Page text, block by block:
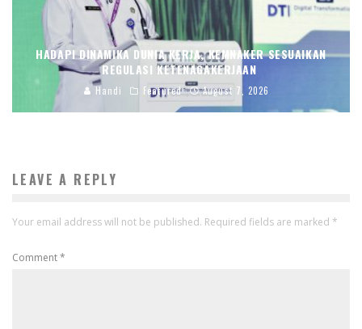
HADAPI DINAMIKA DUNIA KERJA, KEMNAKER SESUAIKAN
REGULASI KETENAGAKERJAAN
Handi Featured August 7, 2026
LEAVE A REPLY
Your email address will not be published. Required fields are marked *
Comment*